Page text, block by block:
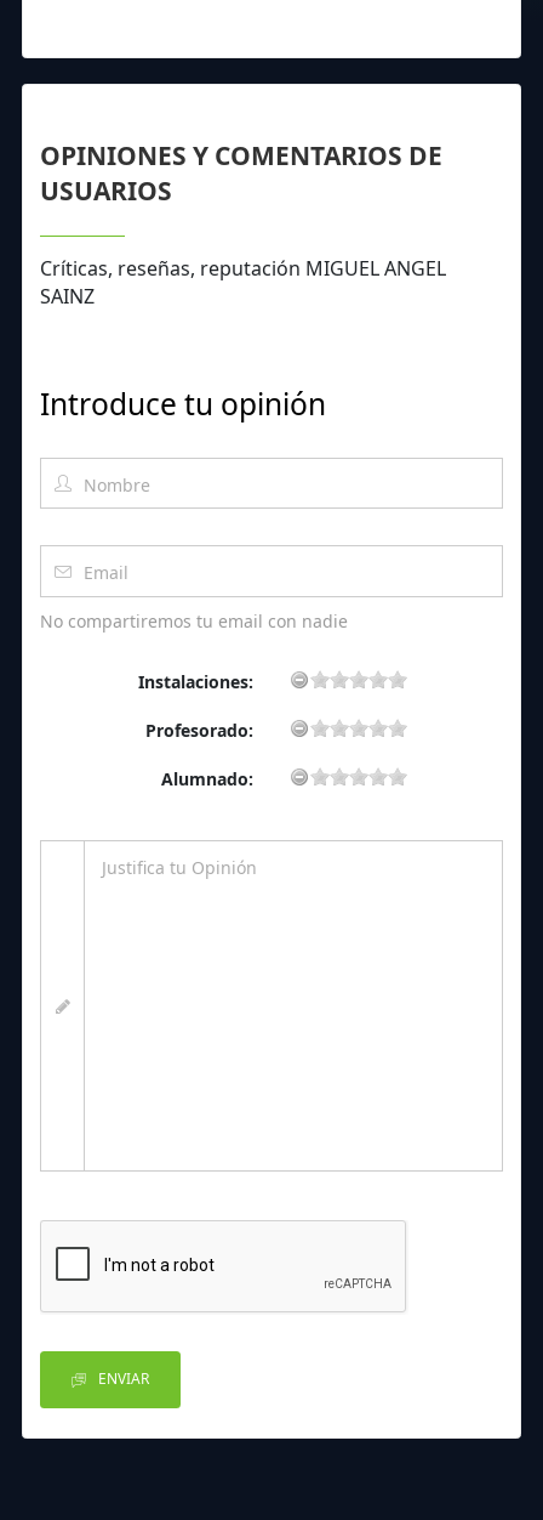
OPINIONES Y COMENTARIOS DE
USUARIOS
Críticas, reseñas, reputación MIGUEL ANGEL
SAINZ
Introduce tu opinión
No compartiremos tu email con nadie
Instalaciones:
Profesorado:
Alumnado:
ENVIAR